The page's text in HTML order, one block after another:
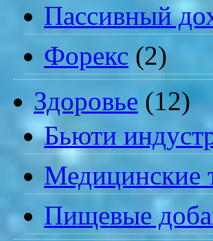
Пассивный
Форекс (2)
Здоровье (12)
Бьюти
Медицинские
Пищевые